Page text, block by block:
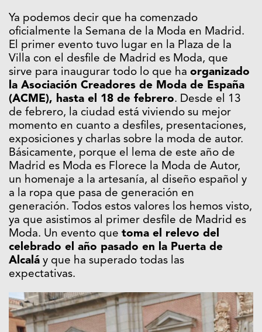
Ya podemos decir que ha comenzado
oficialmente la Semana de la Moda en Madrid.
El primer evento tuvo lugar en la Plaza de la
Villa con el desfile de Madrid es Moda, que
sirve para inaugurar todo lo que ha organizado
la Asociación Creadores de Moda de España
(ACME), hasta el 18 de febrero. Desde el 13
de febrero, la ciudad está viviendo su mejor
momento en cuanto a desfiles, presentaciones,
exposiciones y charlas sobre la moda de autor.
Básicamente, porque el lema de este año de
Madrid es Moda es Florece la Moda de Autor,
un homenaje a la artesanía, al diseño español y
a la ropa que pasa de generación en
generación. Todos estos valores los hemos visto,
ya que asistimos al primer desfile de Madrid es
Moda. Un evento que toma el relevo del
celebrado el año pasado en la Puerta de
Alcalá y que ha superado todas las
expectativas.